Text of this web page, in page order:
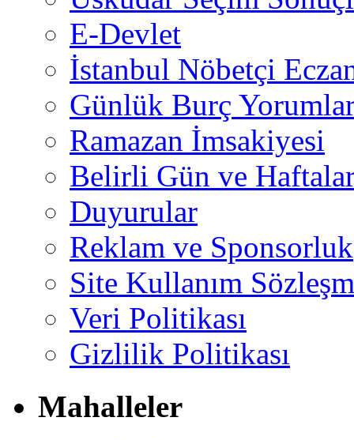
E-Devlet
İstanbul Nöbetçi
Günlük Burç
Ramazan İmsakiyesi
Belirli Gün ve
Duyurular
Reklam ve Sponsorluk
Site Kullanım
Veri Politikası
Gizlilik Politikası
Mahalleler